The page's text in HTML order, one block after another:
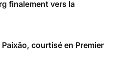
finalement vers la
courtisé en Premier